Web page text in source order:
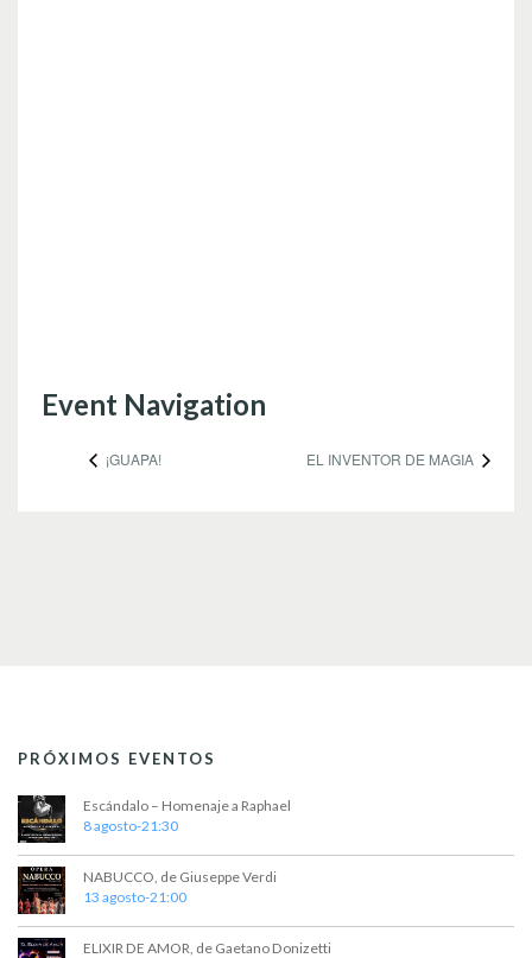
Event Navigation
¡GUAPA! EL INVENTOR DE MAGIA
PRÓXIMOS EVENTOS
Escándalo – Homenaje a Raphael
8 agosto-21:30
NABUCCO, de Giuseppe Verdi
13 agosto-21:00
ELIXIR DE AMOR, de Gaetano Donizetti